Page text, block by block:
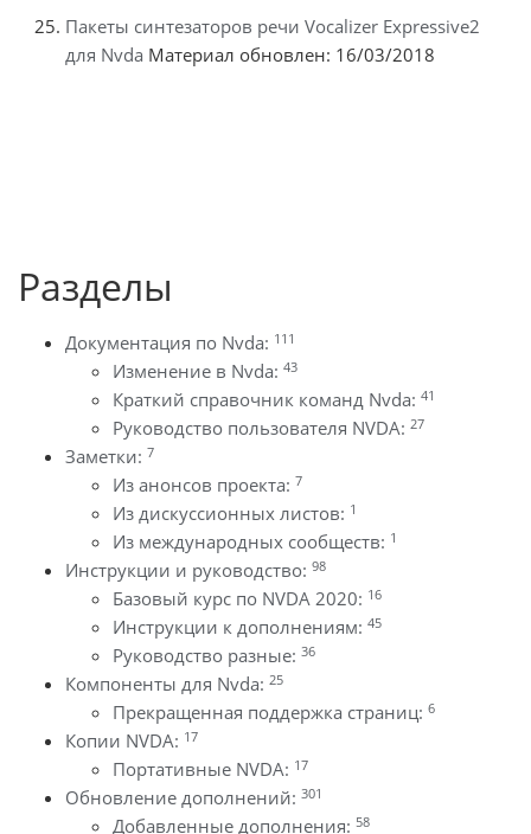
Пакеты синтезаторов речи Vocalizer Expressive2
для Nvda Материал обновлен: 16/03/2018
Разделы
Документация по Nvda: 111
Изменение в Nvda: 43
Краткий справочник команд Nvda: 41
Руководство пользователя NVDA: 27
Заметки: 7
Из анонсов проекта: 7
Из дискуссионных листов: 1
Из международных сообществ: 1
Инструкции и руководство: 98
Базовый курс по NVDA 2020: 16
Инструкции к дополнениям: 45
Руководство разные: 36
Компоненты для Nvda: 25
Прекращенная поддержка страниц: 6
Копии NVDA: 17
Портативные NVDA: 17
Обновление дополнений: 301
Добавленные дополнения: 58